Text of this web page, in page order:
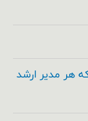
مطلب در مورد دروپال ۸ که هر مدیر ارشد